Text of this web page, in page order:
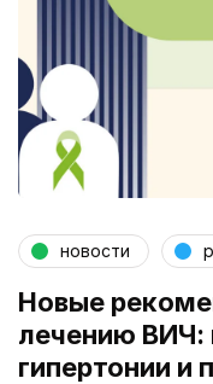
новости
Новые
лечению ВИЧ:
гипертонии и